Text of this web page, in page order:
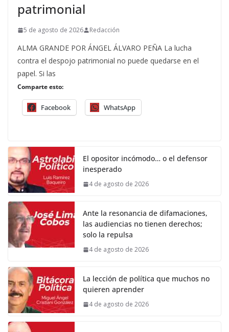
patrimonial
5 de agosto de 2026 Redacción
ALMA GRANDE POR ÁNGEL ÁLVARO PEÑA La lucha
contra el despojo patrimonial no puede quedarse en el
papel. Si las
Comparte esto:
Facebook WhatsApp
El opositor incómodo… o el defensor
inesperado
4 de agosto de 2026
Ante la resonancia de difamaciones,
las audiencias no tienen derechos;
solo la repulsa
4 de agosto de 2026
La lección de política que muchos no
quieren aprender
4 de agosto de 2026